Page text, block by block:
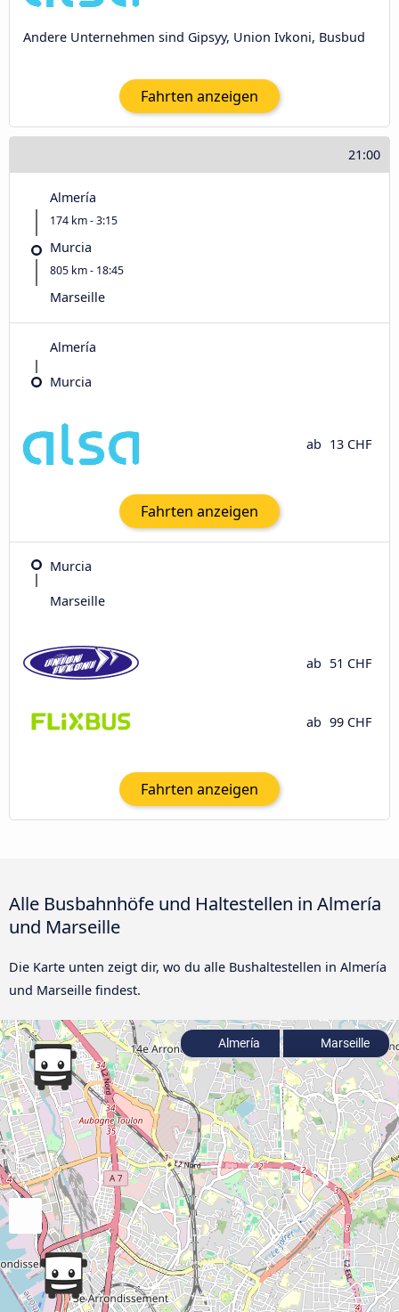
Andere Unternehmen sind Gipsyy, Union Ivkoni, Busbud
Fahrten anzeigen
21:00
Almería
174 km - 3:15
Murcia
805 km - 18:45
Marseille
Almería
Murcia
ab 13 CHF
Fahrten anzeigen
Murcia
Marseille
ab 51 CHF
ab 99 CHF
Fahrten anzeigen
Alle Busbahnhöfe und Haltestellen in Almería
und Marseille
Die Karte unten zeigt dir, wo du alle Bushaltestellen in Almería
und Marseille findest.
Almería Marseille